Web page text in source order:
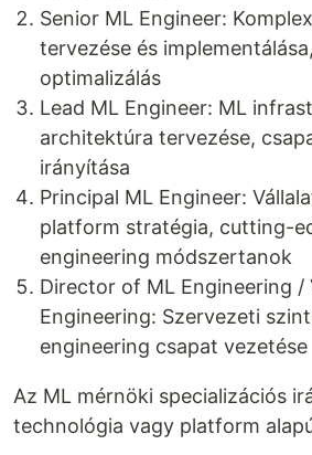
Senior ML Engineer:
tervezése és
optimalizálás
Lead ML Engineer: ML
architektúra tervezése,
irányítása
Principal ML Engineer:
platform stratégia, cutting-
engineering módszertanok
Director of ML Engineering /
Engineering: Szervezeti
engineering csapat vezetése
Az ML mérnöki specializációs
technológia vagy platform